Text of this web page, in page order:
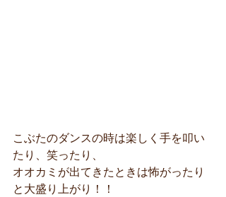
こぶたのダンスの時は楽しく手を叩い
たり、笑ったり、
オオカミが出てきたときは怖がったり
と大盛り上がり！！